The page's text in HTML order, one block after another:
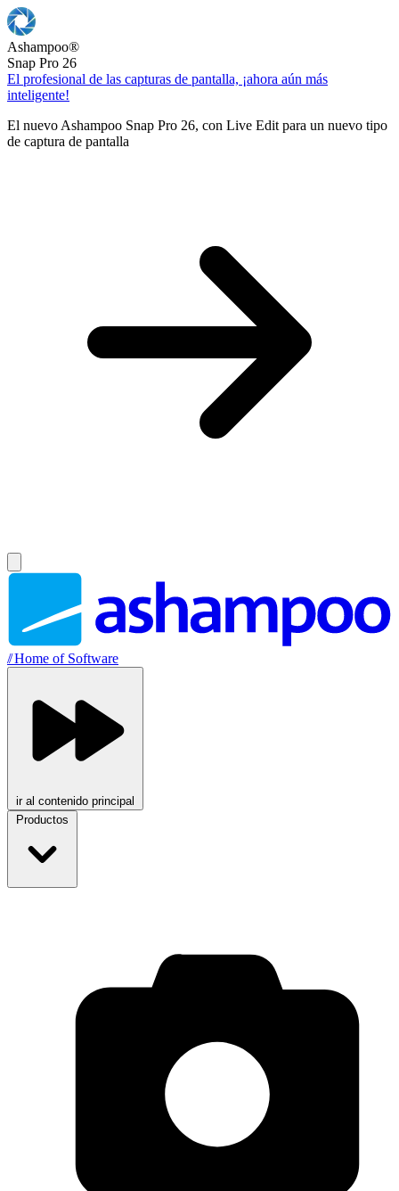
Ashampoo®
Snap Pro 26
El profesional de las capturas de pantalla, ¡ahora aún más
inteligente!
El nuevo Ashampoo Snap Pro 26, con Live Edit para un nuevo tipo
de captura de pantalla
//Home of Software
ir al contenido principal
Productos